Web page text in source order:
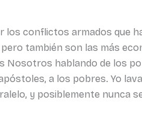
los conflictos armados que
también son las más
hablando de los
a los pobres. Yo
y posiblemente nunca